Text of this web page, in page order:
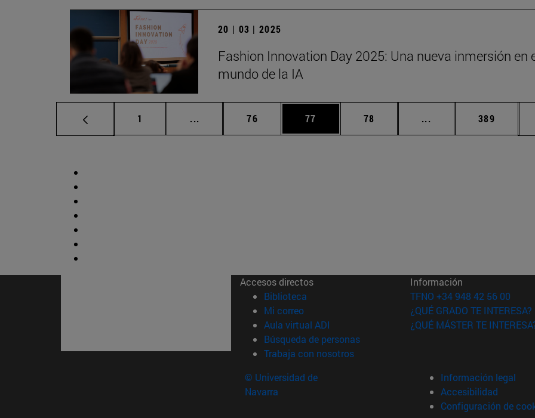
20 | 03 | 2025
Fashion Innovation Day 2025: Una nueva inmersión en
mundo de la IA
Página
1 ... Páginas intermedias Use TAB para desplazarse.
Página
76 Página
77 Página
78 ... Páginas intermedias
Página
389
Accesos directos
Biblioteca (abre en nueva ventana)
Mi correo(abre en nueva ventana)
Aula virtual ADI (abre en nueva ventana)
Búsqueda de personas(abre en nueva ventana)
Trabaja con nosotros(abre en nueva ventana)
Información
TFNO +34 948 42 56 00
¿QUÉ GRADO TE INTERESA?
¿QUÉ MÁSTER TE
© Universidad de
Navarra
Información legal
Accesibilidad
Configuración de